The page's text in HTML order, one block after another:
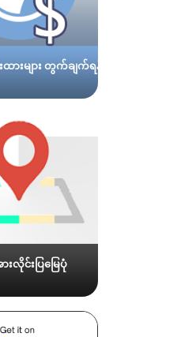
ထားများ တွက်ချက်ရန်
းလိုင်းပြမြေပုံ